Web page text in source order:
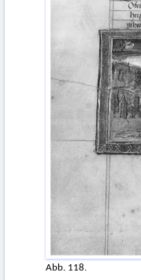
Abb. 118.